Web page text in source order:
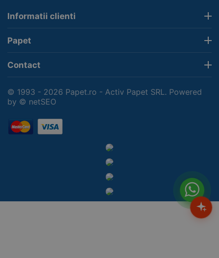
Informatii clienti
Papet
Contact
© 1993 - 2026 Papet.ro - Activ Papet SRL. Powered
by © netSEO